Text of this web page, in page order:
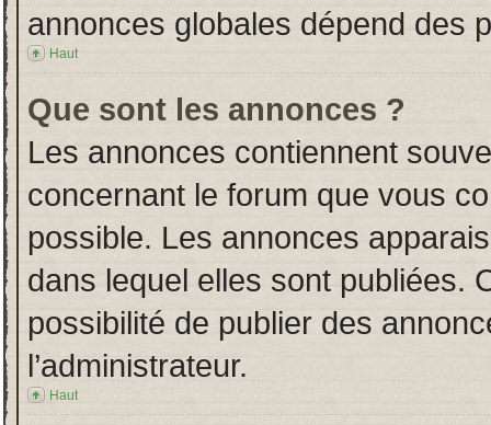
annonces globales dépend des
Haut
Que sont les annonces ?
Les annonces contiennent
concernant le forum que vous
possible. Les annonces
dans lequel elles sont publiées.
possibilité de publier des
l’administrateur.
Haut